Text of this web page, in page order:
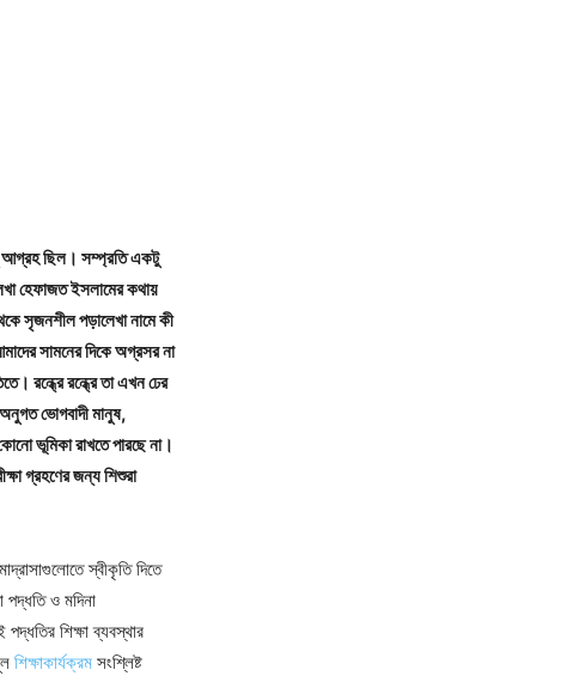
আগ্রহ ছিল। সম্প্রতি একটু
হেফাজত ইসলামের কথায়
সৃজনশীল পড়ালেখা নামে কী
সামনের দিকে অগ্রসর না
রন্ধ্রে রন্ধ্রে তা এখন ঢের
অনুগত ভোগবাদী মানুষ,
ভূমিকা রাখতে পারছে না।
গ্রহণের জন্য শিশুরা
স্বীকৃতি দিতে
পদ্ধতি ও মদিনা
শিক্ষা ব্যবস্থার
শিক্ষাকার্যক্রম সংশ্লিষ্ট